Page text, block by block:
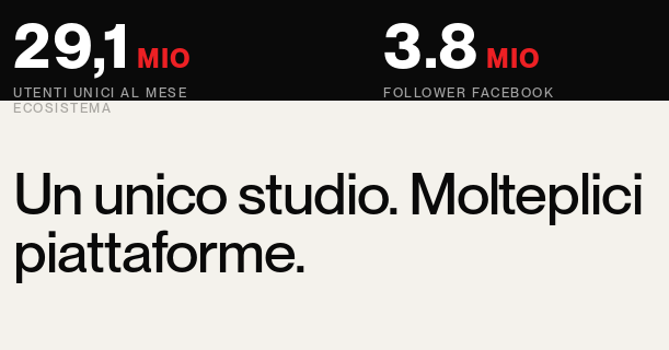
29,1 MIO
UTENTI UNICI AL MESE
3.8 MIO
FOLLOWER FACEBOOK
ECOSISTEMA
Un unico studio. Molteplici
piattaforme.